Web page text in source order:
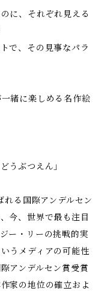
に、それぞれ見える
で、その見事なパラ
緒に楽しめる名作絵
うぶつえん」
る国際アンデルセン
今、世界で最も注目
ー・リーの挑戦的実
うメディアの可能性
アンデルセン賞受賞
家の地位の確立およ